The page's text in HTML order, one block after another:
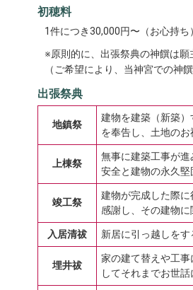
初穂料
1件につき30,000円〜（お心持ち
※原則的に、出張祭典の神饌は願
（ご希望により、当神宮での神
出張祭典
地鎮祭
建物を建築（新築
を奉告し、土地の
上棟祭
無事に建築工事が
安全と建物の永久堅
竣工祭
建物が完成した際
感謝し、その建物に
入居清祓 新居に引っ越しを
埋井祓
家の建て替えや工
してそれまでお世